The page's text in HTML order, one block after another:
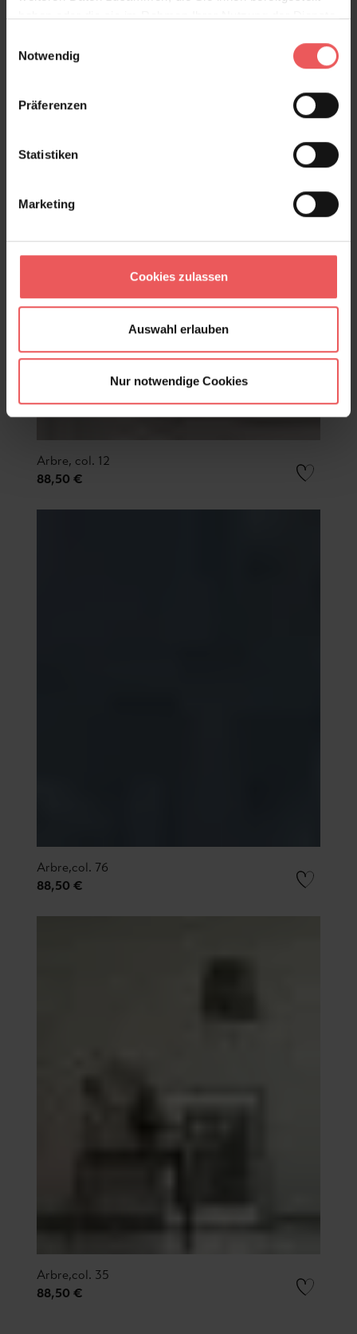
haben oder die sie im Rahmen Ihrer Nutzung der Dienste
Notwendig
Präferenzen
Statistiken
Marketing
Cookies zulassen
Auswahl erlauben
Nur notwendige Cookies
Arbre, col. 08
Arbre, col. 12
88,50 €
Arbre,col. 76
88,50 €
Arbre,col. 35
88,50 €